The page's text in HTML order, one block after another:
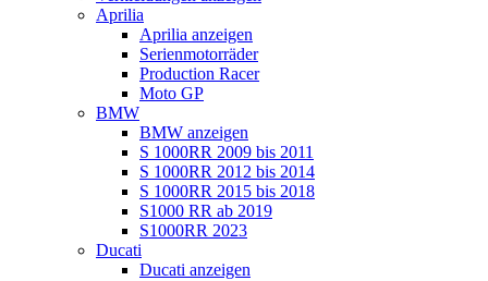
Aprilia
Aprilia anzeigen
Serienmotorräder
Production Racer
Moto GP
BMW
BMW anzeigen
S 1000RR 2009 bis 2011
S 1000RR 2012 bis 2014
S 1000RR 2015 bis 2018
S1000 RR ab 2019
S1000RR 2023
Ducati
Ducati anzeigen